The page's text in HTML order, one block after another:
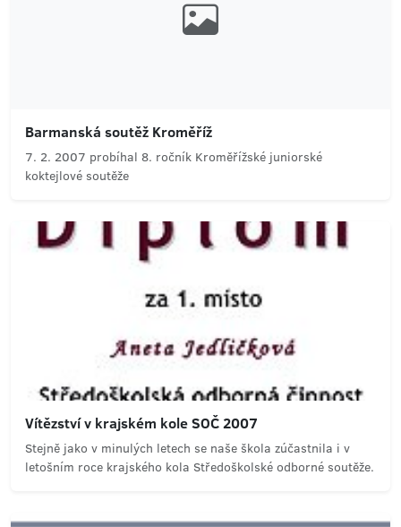
Barmanská soutěž Kroměříž
7. 2. 2007 probíhal 8. ročník Kroměřížské juniorské
koktejlové soutěže
Vítězství v krajském kole SOČ 2007
Stejně jako v minulých letech se naše škola zúčastnila i v
letošním roce krajského kola Středoškolské odborné soutěže.